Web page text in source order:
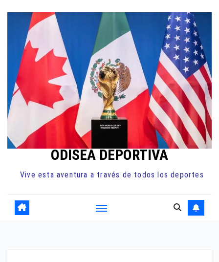
contenido
ODISEA DEPORTIVA
Vive esta aventura a través de todos los deportes